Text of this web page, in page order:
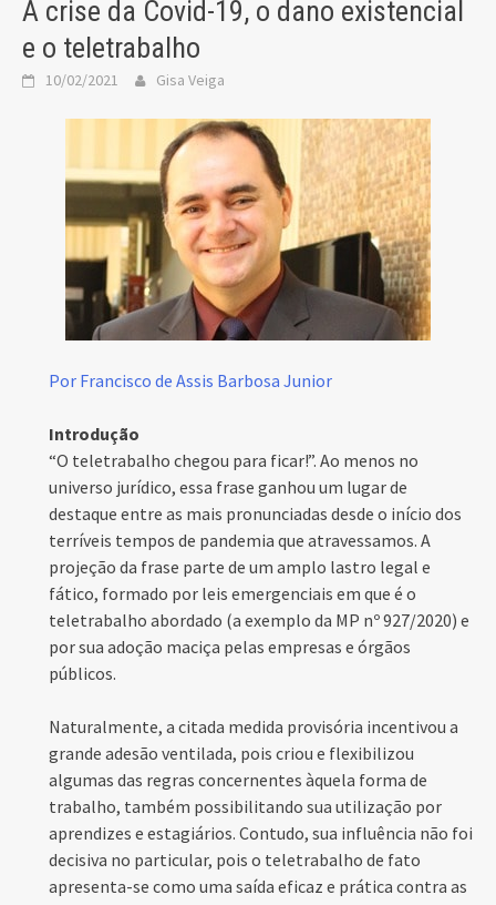
A crise da Covid-19, o dano existencial
e o teletrabalho
10/02/2021 Gisa Veiga
Por Francisco de Assis Barbosa Junior
Introdução
“O teletrabalho chegou para ficar!”. Ao menos no
universo jurídico, essa frase ganhou um lugar de
destaque entre as mais pronunciadas desde o início dos
terríveis tempos de pandemia que atravessamos. A
projeção da frase parte de um amplo lastro legal e
fático, formado por leis emergenciais em que é o
teletrabalho abordado (a exemplo da MP nº 927/2020) e
por sua adoção maciça pelas empresas e órgãos
públicos.
Naturalmente, a citada medida provisória incentivou a
grande adesão ventilada, pois criou e flexibilizou
algumas das regras concernentes àquela forma de
trabalho, também possibilitando sua utilização por
aprendizes e estagiários. Contudo, sua influência não foi
decisiva no particular, pois o teletrabalho de fato
apresenta-se como uma saída eficaz e prática contra as